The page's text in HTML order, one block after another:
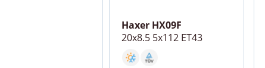
Haxer HX09F
20x8.5 5x112 ET43